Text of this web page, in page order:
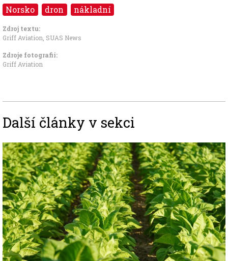
Norsko dron nákladní
Zdroj textu:
Griff Aviation, SUAS News
Zdroje fotografii:
Griff Aviation
Další články v sekci
Image